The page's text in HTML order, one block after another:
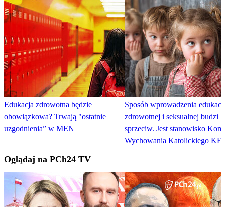
Edukacja zdrowotna będzie
obowiązkowa? Trwają "ostatnie
uzgodnienia” w MEN
Sposób wprowadzenia edukacji
zdrowotnej i seksualnej budzi
sprzeciw. Jest stanowisko
Wychowania Katolickiego
Oglądaj na PCh24 TV